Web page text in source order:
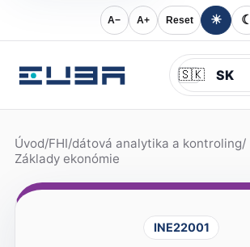
A− A+ Reset ☀ ☾
🇸🇰
Úvod/FHI/dátová analytika a kontroling/
Základy ekonómie
INE22001